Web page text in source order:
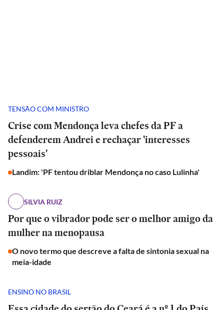
TENSÃO COM MINISTRO
Crise com Mendonça leva chefes da PF a
defenderem Andrei e rechaçar 'interesses
pessoais'
Landim: 'PF tentou driblar Mendonça no caso Lulinha'
SILVIA RUIZ
Por que o vibrador pode ser o melhor amigo da
mulher na menopausa
O novo termo que descreve a falta de sintonia sexual na
meia-idade
ENSINO NO BRASIL